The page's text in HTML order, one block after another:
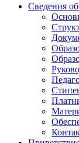
Сведения